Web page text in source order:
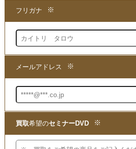
1.問い合わせて
2.申し込みをして
3.発送するだけ!!
問い合わせください。
当店より折り返し大まかな買取価